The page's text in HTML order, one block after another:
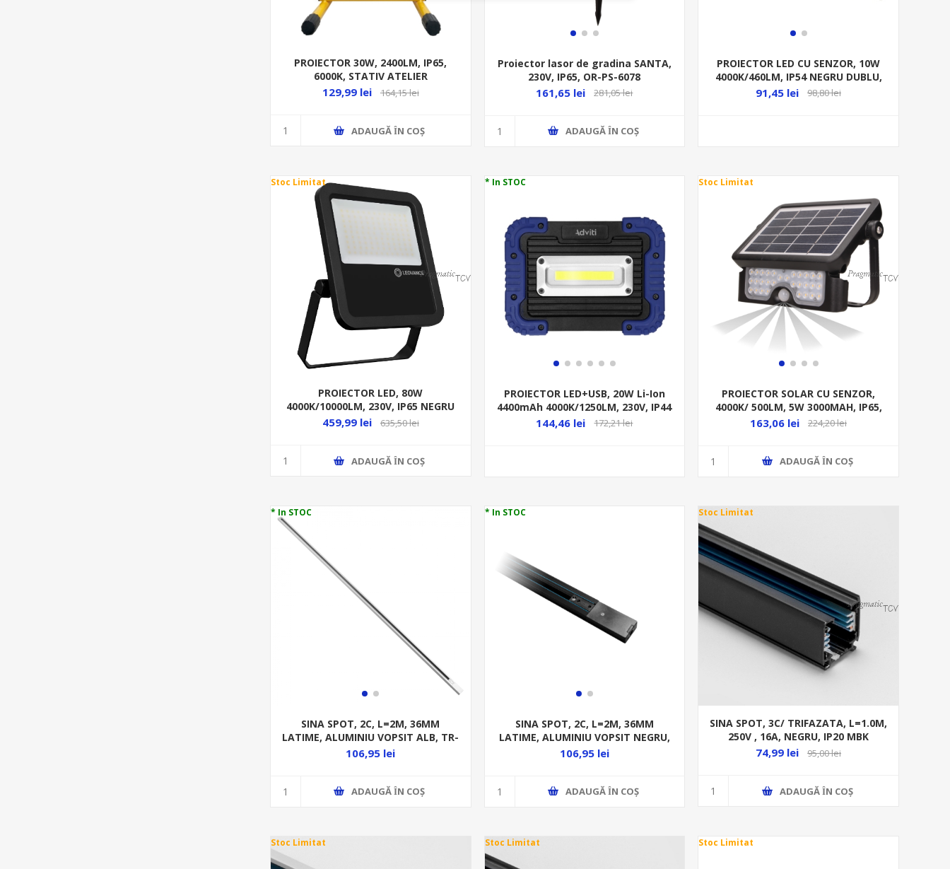
PROIECTOR 30W, 2400LM, IP65,
6000K, STATIV ATELIER
129,99 lei 164,15 lei
ADAUGĂ ȊN COŞ
Proiector lasor de gradina SANTA,
230V, IP65, OR-PS-6078
161,65 lei 281,05 lei
ADAUGĂ ȊN COŞ
PROIECTOR LED CU SENZOR, 10W
4000K/460LM, IP54 NEGRU DUBLU,
BATERIE 4*R20
91,45 lei 98,80 lei
Stoc Limitat
PROIECTOR LED, 80W
4000K/10000LM, 230V, IP65 NEGRU
SYM 100
459,99 lei 635,50 lei
ADAUGĂ ȊN COŞ
* In STOC
PROIECTOR LED+USB, 20W Li-Ion
4400mAh 4000K/1250LM, 230V, IP44
ROBOTIX
144,46 lei 172,21 lei
Stoc Limitat
PROIECTOR SOLAR CU SENZOR,
4000K/ 500LM, 5W 3000MAH, IP65,
NEGRU, LED SMD,AD-SL-6108BLR4
163,06 lei 224,20 lei
ADAUGĂ ȊN COŞ
* In STOC
SINA SPOT, 2C, L=2M, 36MM
LATIME, ALUMINIU VOPSIT ALB, TR-
1/W/2M
106,95 lei
ADAUGĂ ȊN COŞ
* In STOC
SINA SPOT, 2C, L=2M, 36MM
LATIME, ALUMINIU VOPSIT NEGRU,
TR-1/B/2M
106,95 lei
ADAUGĂ ȊN COŞ
Stoc Limitat
SINA SPOT, 3C/ TRIFAZATA, L=1.0M,
250V , 16A, NEGRU, IP20 MBK
TKN1001 BK
74,99 lei 95,00 lei
ADAUGĂ ȊN COŞ
Stoc Limitat Stoc Limitat Stoc Limitat